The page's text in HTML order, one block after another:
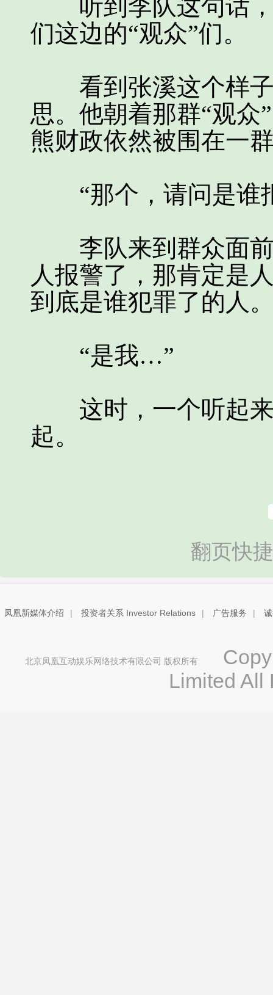
听到李队这句话，
们这边的“观众”们。
看到张溪这个样子
思。他朝着那群“观众
熊财政依然被围在一
“那个，请问是谁
李队来到群众面前
人报警了，那肯定是
到底是谁犯罪了的人
“是我…”
这时，一个听起来
起。
翻页快
凤凰新媒体介绍 | 投资者关系 Investor Relations | 广告服务 |
北京凤凰互动娱乐网络技术有限公司 版权所有
Limited All